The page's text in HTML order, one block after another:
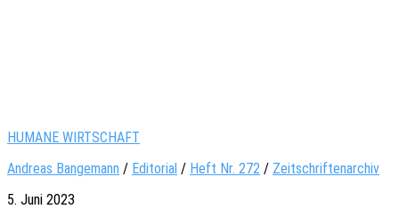
HUMANE WIRTSCHAFT
Andreas Bangemann / Editorial / Heft Nr. 272 / Zeitschriftenarchiv
5. Juni 2023